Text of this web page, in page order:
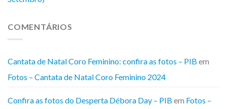
COMENTÁRIOS
Cantata de Natal Coro Feminino: confira as fotos – PIB em
Fotos – Cantata de Natal Coro Feminino 2024
Confira as fotos do Desperta Débora Day – PIB em Fotos –